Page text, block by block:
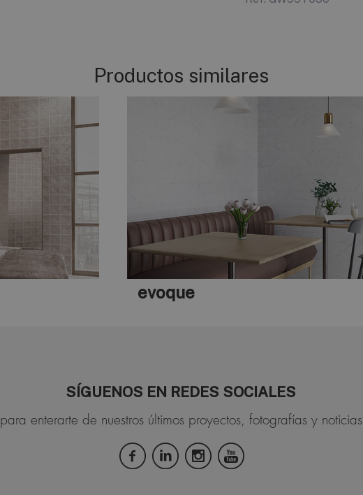
Productos similares
universe
SÍGUENOS EN REDES SOCIALES
para enterarte de nuestros últimos proyectos, fotografías y noticias